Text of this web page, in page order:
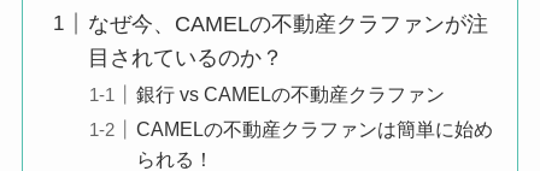
なぜ今、CAMELの不動産クラファンが注
目されているのか？
銀行 vs CAMELの不動産クラファン
CAMELの不動産クラファンは簡単に始め
られる！